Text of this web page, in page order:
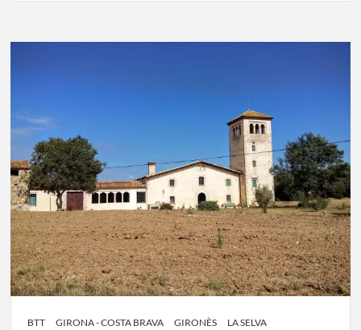
10:
–
Tossa
de
Mar
BTT GIRONA - COSTA BRAVA GIRONÈS LA SELVA